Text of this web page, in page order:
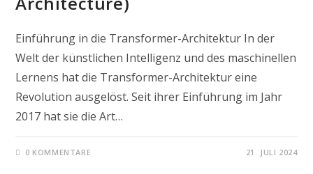
Einführung in die Transformer-Architektur In der
Welt der künstlichen Intelligenz und des maschinellen
Lernens hat die Transformer-Architektur eine
Revolution ausgelöst. Seit ihrer Einführung im Jahr
2017 hat sie die Art…
0 KOMMENTARE 21. JULI 2024